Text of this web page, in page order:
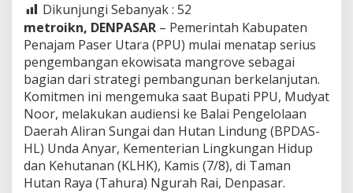
Dikunjungi Sebanyak : 52
metroikn, DENPASAR – Pemerintah Kabupaten
Penajam Paser Utara (PPU) mulai menatap serius
pengembangan ekowisata mangrove sebagai
bagian dari strategi pembangunan berkelanjutan.
Komitmen ini mengemuka saat Bupati PPU, Mudyat
Noor, melakukan audiensi ke Balai Pengelolaan
Daerah Aliran Sungai dan Hutan Lindung (BPDAS-
HL) Unda Anyar, Kementerian Lingkungan Hidup
dan Kehutanan (KLHK), Kamis (7/8), di Taman
Hutan Raya (Tahura) Ngurah Rai, Denpasar.